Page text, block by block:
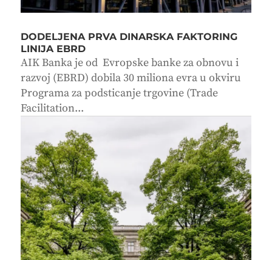
DODELJENA PRVA DINARSKA FAKTORING
LINIJA EBRD
AIK Banka je od Evropske banke za obnovu i
razvoj (EBRD) dobila 30 miliona evra u okviru
Programa za podsticanje trgovine (Trade
Facilitation...